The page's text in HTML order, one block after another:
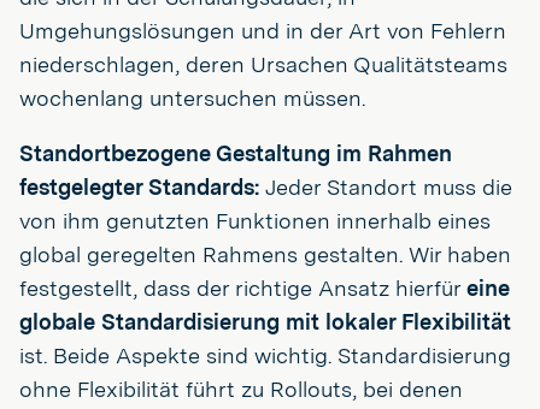
Umgehungslösungen und in der Art von Fehlern
niederschlagen, deren Ursachen Qualitätsteams
wochenlang untersuchen müssen.
Standortbezogene Gestaltung im Rahmen
festgelegter Standards: Jeder Standort muss die
von ihm genutzten Funktionen innerhalb eines
global geregelten Rahmens gestalten. Wir haben
festgestellt, dass der richtige Ansatz hierfür eine
globale Standardisierung mit lokaler Flexibilität
ist. Beide Aspekte sind wichtig. Standardisierung
ohne Flexibilität führt zu Rollouts, bei denen